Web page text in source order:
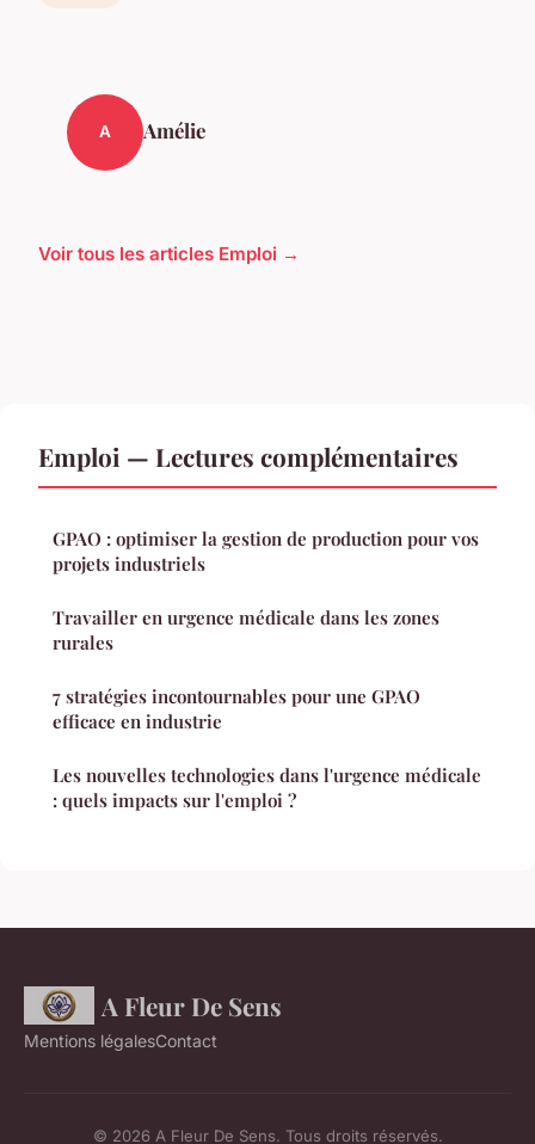
A Amélie
Voir tous les articles Emploi →
Emploi — Lectures complémentaires
GPAO : optimiser la gestion de production pour vos
projets industriels
Travailler en urgence médicale dans les zones
rurales
7 stratégies incontournables pour une GPAO
efficace en industrie
Les nouvelles technologies dans l'urgence médicale
: quels impacts sur l'emploi ?
A Fleur De Sens
Mentions légalesContact
© 2026 A Fleur De Sens. Tous droits réservés.